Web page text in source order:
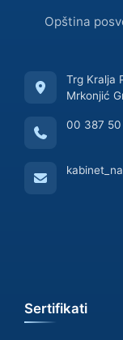
Opština
Trg Kralja
Mrkonjić
00 387
Sertifikati